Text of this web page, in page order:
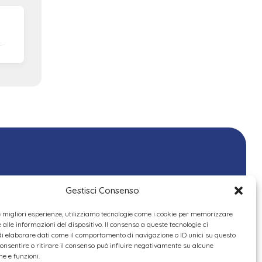
Gestisci Consenso
migliori esperienze, utilizziamo tecnologie come i cookie per memorizzare
alle informazioni del dispositivo. Il consenso a queste tecnologie ci
elaborare dati come il comportamento di navigazione o ID unici su questo
o ritirare il consenso può influire negativamente su alcune
e funzioni.